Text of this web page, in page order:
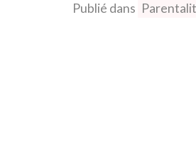
Publié dans